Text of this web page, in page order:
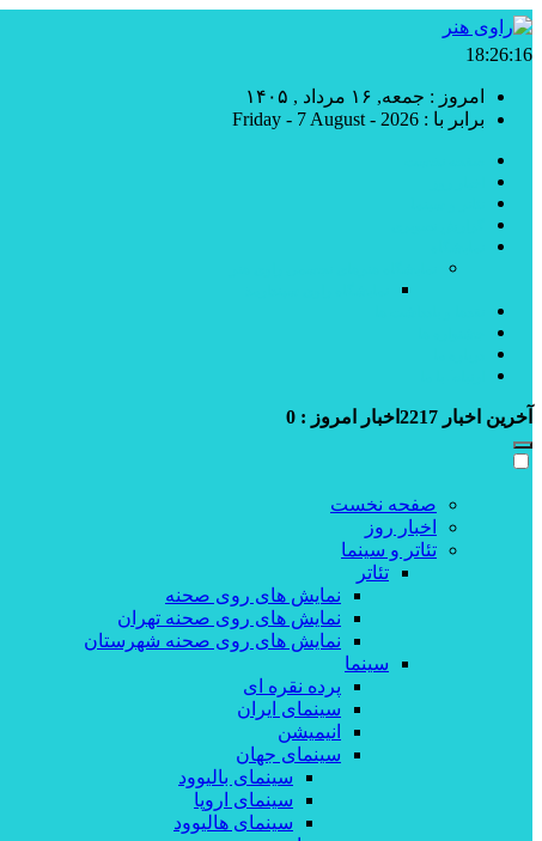
18:26:17
امروز : جمعه, ۱۶ مرداد , ۱۴۰۵
برابر با : Friday - 7 August - 2026
آخرین اخبار اخبار امروز : 0
صفحه نخست
اخبار روز
تئاتر و سینما
تئاتر
نمایش های روی صحنه
نمایش های روی صحنه تهران
نمایش های روی صحنه شهرستان
سینما
پرده نقره ای
سینمای ایران
انیمیشن
سینمای جهان
سینمای بالیوود
سینمای اروپا
سینمای هالیوود